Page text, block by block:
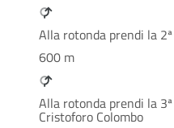
Alla rotonda prendi la
600 m
Alla rotonda prendi la
Cristoforo Colombo